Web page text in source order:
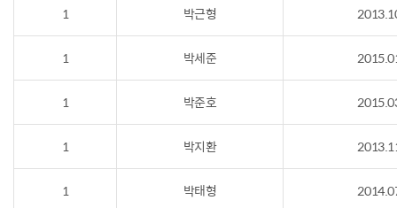
1 박근형
1 박세준
1 박준호
1 박지환
1 박태형